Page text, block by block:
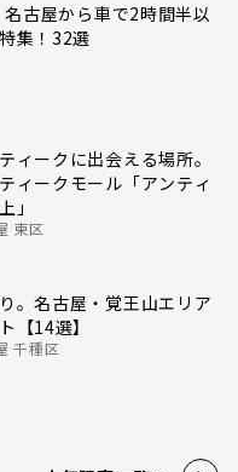
名古屋から車で2時間半以
集！32選
ィークに出会える場所。
ィークモール「アンティ
」
東区
。名古屋・覚王山エリア
【14選】
千種区